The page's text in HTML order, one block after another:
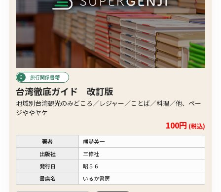
旅行関係書籍
台湾徹底ガイド 改訂版
地域別台湾観光のみどころ／レジャー／ことば／料理／他、ペー
ジややヤケ
100円 (税込)
著者
端詰英一
出版社
三修社
発行日
昭５６
書店名
いるか書房